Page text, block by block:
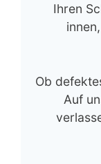
Ihren
Ob
Auf